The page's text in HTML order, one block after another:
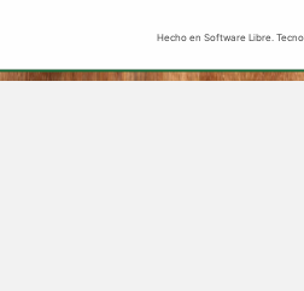
Hecho en Software Libre.